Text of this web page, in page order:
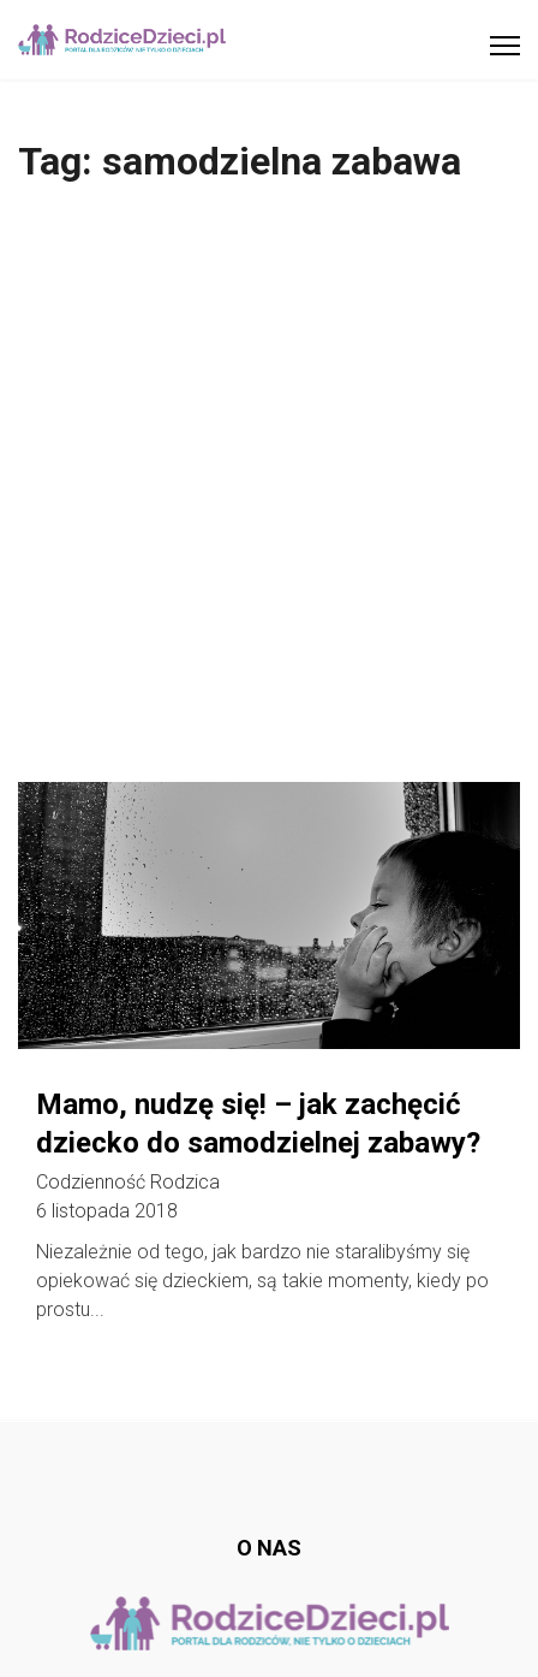
Tag: samodzielna zabawa
Mamo, nudzę się! – jak zachęcić
dziecko do samodzielnej zabawy?
Codzienność Rodzica
6 listopada 2018
Niezależnie od tego, jak bardzo nie staralibyśmy się
opiekować się dzieckiem, są takie momenty, kiedy po
prostu...
O NAS